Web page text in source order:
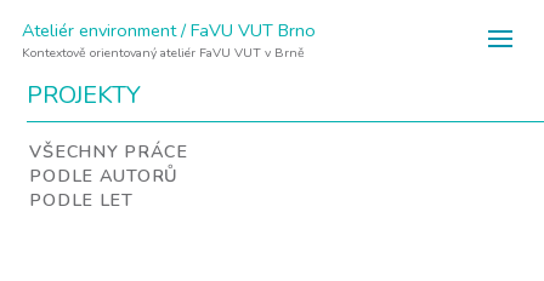
Ateliér environment / FaVU VUT Brno
Kontextově orientovaný ateliér FaVU VUT v Brně
PROJEKTY
VŠECHNY PRÁCE
PODLE AUTORŮ
PODLE LET